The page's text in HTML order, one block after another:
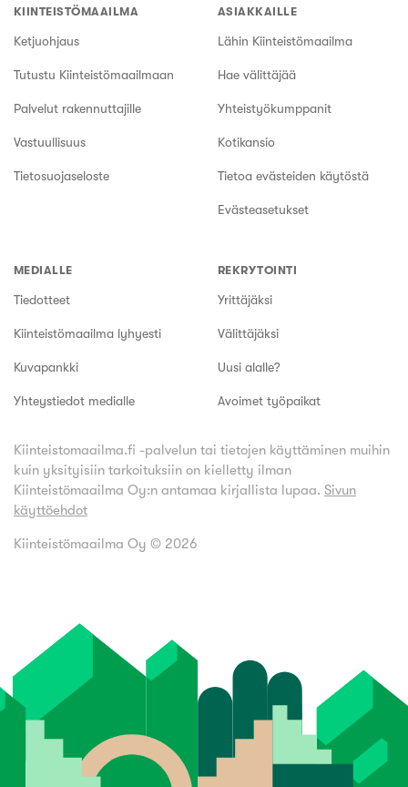
KIINTEISTÖMAAILMA
Ketjuohjaus
Tutustu Kiinteistömaailmaan
Palvelut rakennuttajille
Vastuullisuus
Tietosuojaseloste
ASIAKKAILLE
Lähin Kiinteistömaailma
Hae välittäjää
Yhteistyökumppanit
Kotikansio
Tietoa evästeiden käytöstä
Evästeasetukset
MEDIALLE
Tiedotteet
Kiinteistömaailma lyhyesti
Kuvapankki
Yhteystiedot medialle
REKRYTOINTI
Yrittäjäksi
Välittäjäksi
Uusi alalle?
Avoimet työpaikat
Kiinteistomaailma.fi -palvelun tai tietojen käyttäminen muihin
kuin yksityisiin tarkoituksiin on kielletty ilman
Kiinteistömaailma Oy:n antamaa kirjallista lupaa. Sivun
käyttöehdot
Kiinteistömaailma Oy © 2026